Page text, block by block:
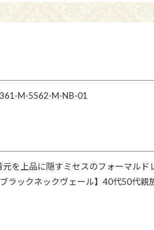
M-5562-M-NB-01
元を上品に隠すミセスのフォーマル
ラックネックヴェール】40代50代親